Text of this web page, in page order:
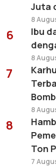
Juta
8
6
Ibu
8
7
8
8
Ton
7